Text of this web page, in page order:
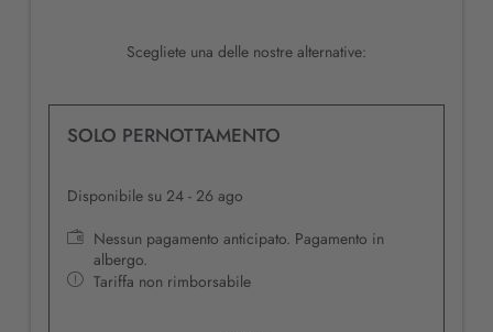
Scegliete una delle nostre alternative:
SOLO PERNOTTAMENTO
Disponibile su 24 - 26 ago
Nessun pagamento anticipato. Pagamento in
albergo.
Tariffa non rimborsabile